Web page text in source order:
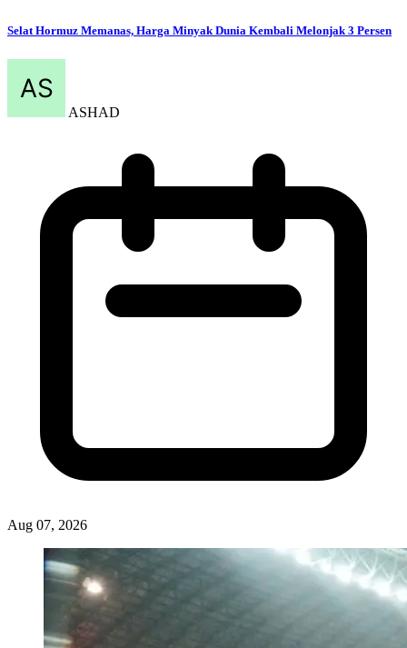
Selat Hormuz Memanas, Harga Minyak Dunia Kembali Melonjak 3 Persen
ASHAD
Aug 07, 2026